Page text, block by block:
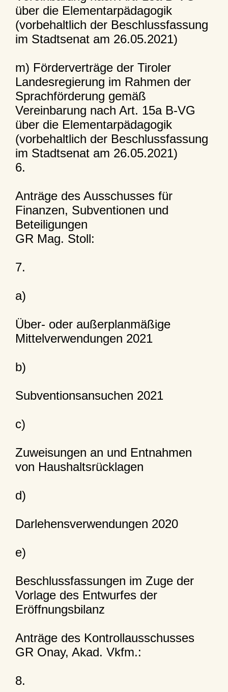
über die Elementarpädagogik
(vorbehaltlich der Beschlussfassung
im Stadtsenat am 26.05.2021)
m) Förderverträge der Tiroler
Landesregierung im Rahmen der
Sprachförderung gemäß
Vereinbarung nach Art. 15a B-VG
über die Elementarpädagogik
(vorbehaltlich der Beschlussfassung
im Stadtsenat am 26.05.2021)
6.
Anträge des Ausschusses für
Finanzen, Subventionen und
Beteiligungen
GR Mag. Stoll:
7.
a)
Über- oder außerplanmäßige
Mittelverwendungen 2021
b)
Subventionsansuchen 2021
c)
Zuweisungen an und Entnahmen
von Haushaltsrücklagen
d)
Darlehensverwendungen 2020
e)
Beschlussfassungen im Zuge der
Vorlage des Entwurfes der
Eröffnungsbilanz
Anträge des Kontrollausschusses
GR Onay, Akad. Vkfm.:
8.